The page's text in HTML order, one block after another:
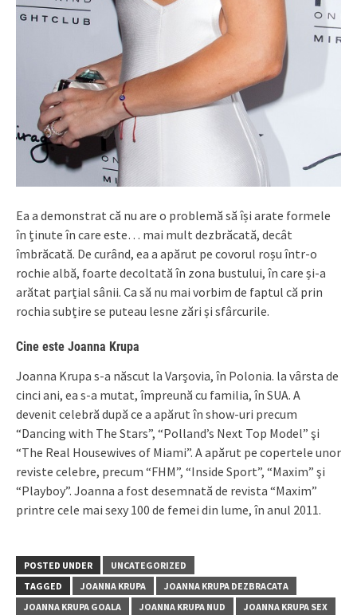
Ea a demonstrat că nu are o problemă să își arate formele
în ținute în care este… mai mult dezbrăcată, decât
îmbrăcată. De curând, ea a apărut pe covorul roșu într-o
rochie albă, foarte decoltată în zona bustului, în care și-a
arătat parțial sânii. Ca să nu mai vorbim de faptul că prin
rochia subțire se puteau lesne zări și sfârcurile.
Cine este Joanna Krupa
Joanna Krupa s-a născut la Varşovia, în Polonia. la vârsta de
cinci ani, ea s-a mutat, împreună cu familia, în SUA. A
devenit celebră după ce a apărut în show-uri precum
“Dancing with The Stars”, “Polland’s Next Top Model” şi
“The Real Housewives of Miami”. A apărut pe copertele unor
reviste celebre, precum “FHM”, “Inside Sport”, “Maxim” şi
“Playboy”. Joanna a fost desemnată de revista “Maxim”
printre cele mai sexy 100 de femei din lume, în anul 2011.
POSTED UNDER
UNCATEGORIZED
TAGGED
JOANNA KRUPA
JOANNA KRUPA DEZBRACATA
JOANNA KRUPA GOALA
JOANNA KRUPA NUD
JOANNA KRUPA SEX